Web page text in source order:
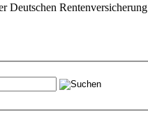
Deutschen Rentenversicherung